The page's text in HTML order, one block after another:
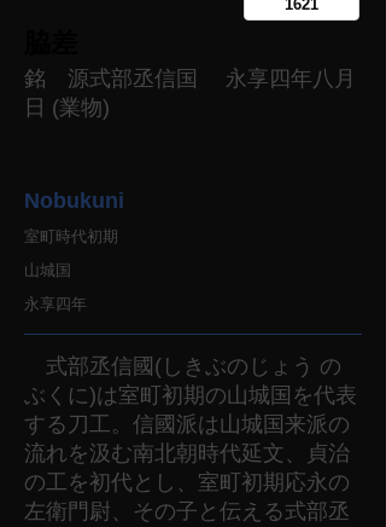
銘 源式部丞信国 永享四年八月
日 (業物)
Nobukuni
室町時代初期
山城国
永享四年
式部丞信國(しきぶのじょう の
ぶくに)は室町初期の山城国を代表
する刀工。信國派は山城国来派の
流れを汲む南北朝時代延文、貞治
の工を初代とし、室町初期応永の
左衛門尉、その子と伝える式部丞